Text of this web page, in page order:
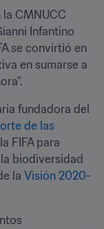
CMNUCC
Infantino
se convirtió en
en sumarse a
de las
FIFA para
biodiversidad
la Visión 2020-